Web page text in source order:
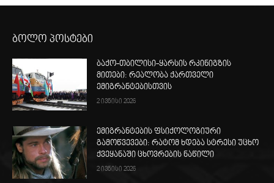
ბოლო პოსტები
ბაქო-თბილისი-ყარსის რკინიგზის
მითები: რეალობა ქართველი
ემიგრანტებისთვის
2 ივნისი 2026
ემიგრანტების ფსიქოლოგიური
გამოწვევები: რატომ ხდება სტრესი უცხო
ქვეყანაში ცხოვრების ნაწილი
2 ივნისი 2026